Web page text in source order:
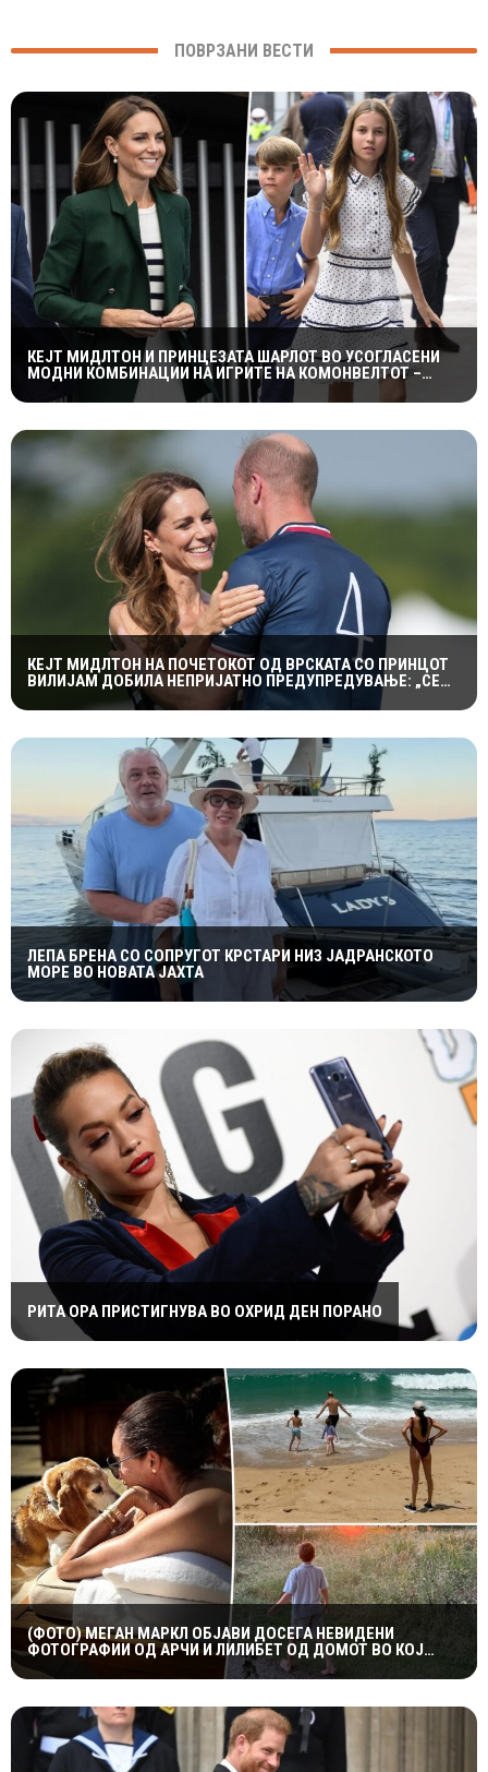
ПОВРЗАНИ ВЕСТИ
КЕЈТ МИДЛТОН И ПРИНЦЕЗАТА ШАРЛОТ ВО УСОГЛАСЕНИ
МОДНИ КОМБИНАЦИИ НА ИГРИТЕ НА КОМОНВЕЛТОТ –
КРАЛСКОТО СЕМЕЈСТВО ГО ПРИВЛЕЧЕ ЦЕЛОТО ВНИМАНИЕ
КЕЈТ МИДЛТОН НА ПОЧЕТОКОТ ОД ВРСКАТА СО ПРИНЦОТ
ВИЛИЈАМ ДОБИЛА НЕПРИЈАТНО ПРЕДУПРЕДУВАЊЕ: „СЕ
МАЖИШ ВО ПОГРЕШНО СЕМЕЈСТВО“
ЛЕПА БРЕНА СО СОПРУГОТ КРСТАРИ НИЗ ЈАДРАНСКОТО
МОРЕ ВО НОВАТА ЈАХТА
РИТА ОРА ПРИСТИГНУВА ВО ОХРИД ДЕН ПОРАНО
(ФОТО) МЕГАН МАРКЛ ОБЈАВИ ДОСЕГА НЕВИДЕНИ
ФОТОГРАФИИ ОД АРЧИ И ЛИЛИБЕТ ОД ДОМОТ ВО КОЈ
ПОРАСНАЛА ПРИНЦЕЗАТА ДИЈАНА